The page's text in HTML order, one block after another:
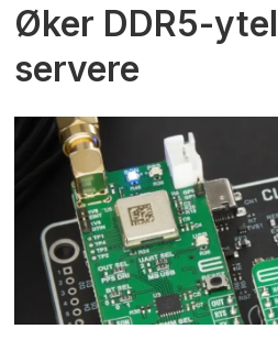
Øker DDR5-
servere